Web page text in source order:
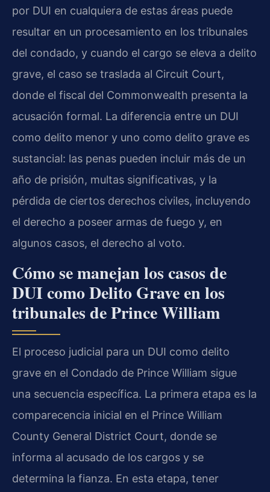
por DUI en cualquiera de estas áreas puede
resultar en un procesamiento en los tribunales
del condado, y cuando el cargo se eleva a delito
grave, el caso se traslada al Circuit Court,
donde el fiscal del Commonwealth presenta la
acusación formal. La diferencia entre un DUI
como delito menor y uno como delito grave es
sustancial: las penas pueden incluir más de un
año de prisión, multas significativas, y la
pérdida de ciertos derechos civiles, incluyendo
el derecho a poseer armas de fuego y, en
algunos casos, el derecho al voto.
Cómo se manejan los casos de
DUI como Delito Grave en los
tribunales de Prince William
El proceso judicial para un DUI como delito
grave en el Condado de Prince William sigue
una secuencia específica. La primera etapa es la
comparecencia inicial en el Prince William
County General District Court, donde se
informa al acusado de los cargos y se
determina la fianza. En esta etapa, tener